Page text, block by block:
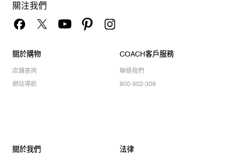
關注我們
關於購物
店舖查詢
網站導航
COACH客戶服務
聯絡我們
800-902-308
關於我們 法律